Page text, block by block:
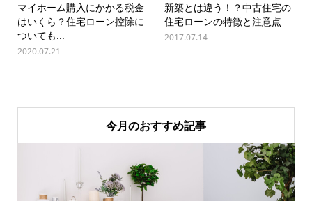
マイホーム購入にかかる税金
はいくら？住宅ローン控除に
ついても...
2020.07.21
新築とは違う！？中古住宅の
住宅ローンの特徴と注意点
2017.07.14
今月のおすすめ記事